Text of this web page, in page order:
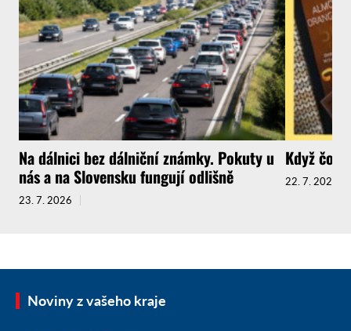
Na dálnici bez dálniční známky. Pokuty u
nás a na Slovensku fungují odlišně
23. 7. 2026
Když
22. 7. 2026
Noviny z vašeho kraje